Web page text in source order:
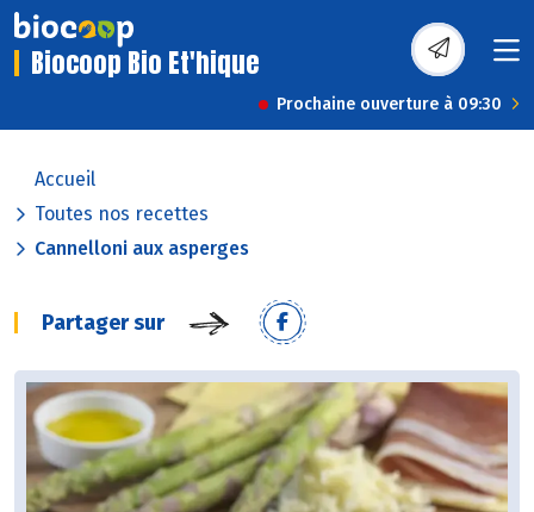
Biocoop Bio Et'hique
Prochaine ouverture à 09:30
Accueil
Toutes nos recettes
Cannelloni aux asperges
Partager sur